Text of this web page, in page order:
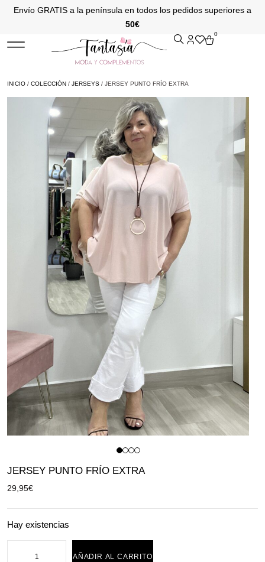
Envío GRATIS a la península en todos los pedidos superiores a
50€
0
INICIO / COLECCIÓN / JERSEYS / JERSEY PUNTO FRÍO EXTRA
JERSEY PUNTO FRÍO EXTRA
29,95€
Hay existencias
AÑADIR AL CARRITO